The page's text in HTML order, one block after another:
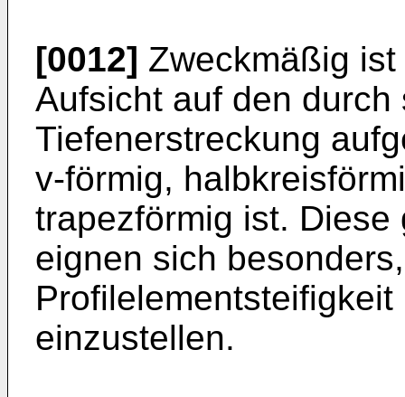
[0012] Zweckmäßig
Aufsicht auf den
Tiefenerstreckung
v-förmig,
trapezförmig ist.
eignen sich
einzustellen.